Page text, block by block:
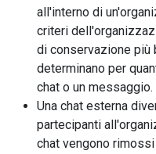
all'interno di
criteri
di conservazione più
determinano per
chat o un messaggio.
Una chat esterna
partecipanti
chat vengono